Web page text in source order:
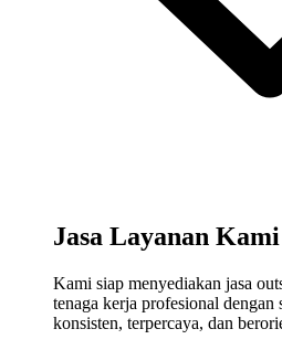
Jasa Layanan
Kami siap menyediakan jasa
tenaga kerja profesional dengan
konsisten, terpercaya, dan